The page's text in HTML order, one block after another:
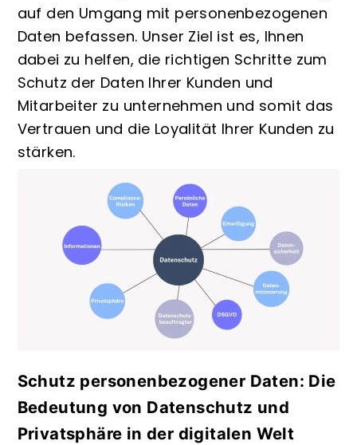
auf den Umgang mit personenbezogenen
Daten befassen. Unser Ziel ist es, Ihnen
dabei zu helfen, die richtigen Schritte zum
Schutz der Daten Ihrer Kunden und
Mitarbeiter zu unternehmen und somit das
Vertrauen und die Loyalität Ihrer Kunden zu
stärken.
Schutz personenbezogener Daten: Die
Bedeutung von Datenschutz und
Privatsphäre in der digitalen Welt